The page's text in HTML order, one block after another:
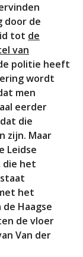
door de
tot de
van
politie heeft
wordt
men
eerder
die
zijn. Maar
Leidse
die het
het
Haagse
de vloer
Van der